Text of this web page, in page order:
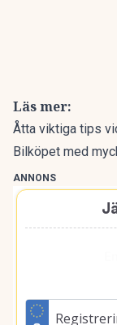
Läs mer:
Åtta viktiga tips
Bilköpet med
ANNONS